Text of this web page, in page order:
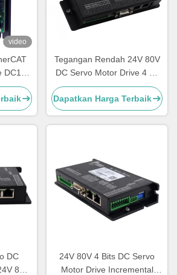
video
Tegangan Rendah 24V 80V
DC Servo Motor Drive 4 Bit
Untuk Paket AGV
Dapatkan Harga Terbaik
DC
80V
24V 80V 4 Bits DC Servo
Motor Drive Incremental